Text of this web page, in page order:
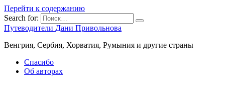
Перейти к содержанию
Search for:
Путеводители Дани Привольнова
Венгрия, Сербия, Хорватия, Румыния и другие страны
Спасибо
Об авторах